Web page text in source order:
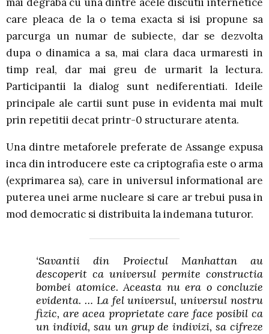
mai degraba cu una dintre acele discutii internetice
care pleaca de la o tema exacta si isi propune sa
parcurga un numar de subiecte, dar se dezvolta
dupa o dinamica a sa, mai clara daca urmaresti in
timp real, dar mai greu de urmarit la lectura.
Participantii la dialog sunt nediferentiati. Ideile
principale ale cartii sunt puse in evidenta mai mult
prin repetitii decat printr-0 structurare atenta.
Una dintre metaforele preferate de Assange expusa
inca din introducere este ca criptografia este o arma
(exprimarea sa), care in universul informational are
puterea unei arme nucleare si care ar trebui pusa in
mod democratic si distribuita la indemana tuturor.
‘Savantii din Proiectul Manhattan au
descoperit ca universul permite constructia
bombei atomice. Aceasta nu era o concluzie
evidenta. … La fel universul, universul nostru
fizic, are acea proprietate care face posibil ca
un individ, sau un grup de indivizi, sa cifreze